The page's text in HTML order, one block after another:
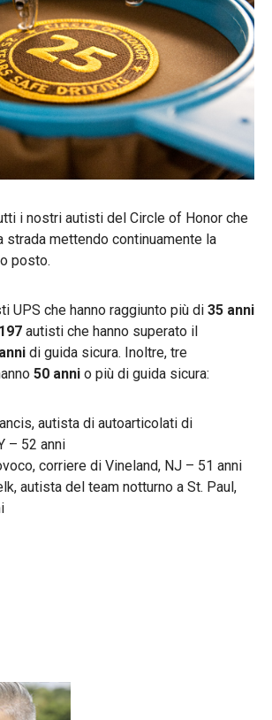
i nostri autisti del Circle of Honor che
strada mettendo continuamente la
posto.
UPS che hanno raggiunto più di 35 anni
197 autisti che hanno superato il
di guida sicura. Inoltre, tre
50 anni o più di guida sicura:
autista di autoarticolati di
– 52 anni
corriere di Vineland, NJ – 51 anni
autista del team notturno a St. Paul,